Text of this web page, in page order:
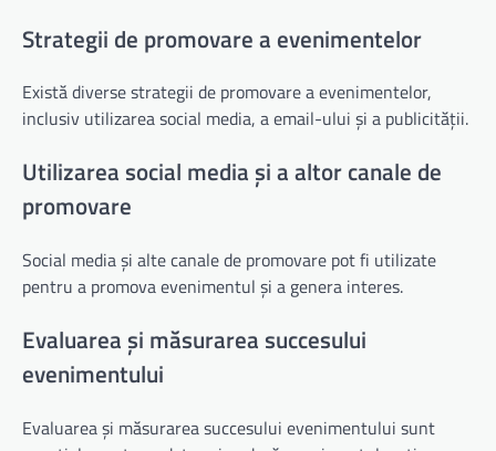
Strategii de promovare a evenimentelor
Există diverse strategii de promovare a evenimentelor,
inclusiv utilizarea social media, a email-ului și a publicității.
Utilizarea social media și a altor canale de
promovare
Social media și alte canale de promovare pot fi utilizate
pentru a promova evenimentul și a genera interes.
Evaluarea și măsurarea succesului
evenimentului
Evaluarea și măsurarea succesului evenimentului sunt